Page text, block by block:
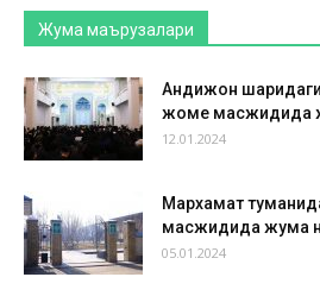
Жума маърузалари
Андижон
жоме масжидида
12.01.2024
Мархамат
масжидида жума
05.01.2024